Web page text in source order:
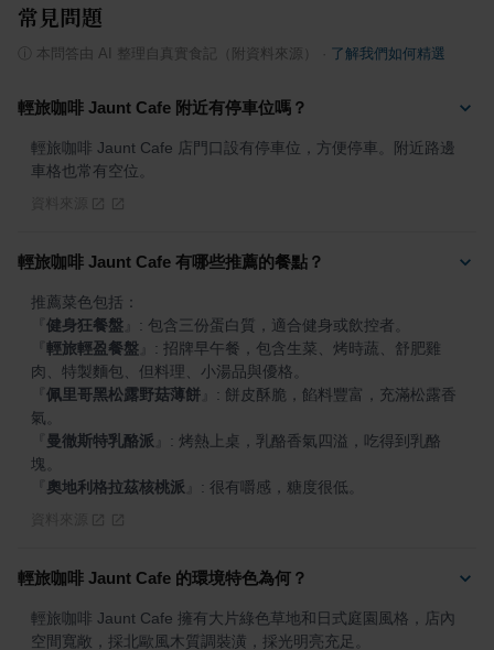
常見問題
本問答由 AI 整理自真實食記（附資料來源） 了解我們如何精選
輕旅咖啡 Jaunt Cafe 附近有停車位嗎？
輕旅咖啡 Jaunt Cafe 店門口設有停車位，方便停車。附近路邊
車格也常有空位。
輕旅咖啡 Jaunt Cafe 有哪些推薦的餐點？
健身狂餐盤
輕旅輕盈餐盤
: 招牌早午餐，包含生菜、烤時蔬、舒肥雞
佩里哥黑松露野菇薄餅
: 餅皮酥脆，餡料豐富，充滿松露香
曼徹斯特乳酪派
: 烤熱上桌，乳酪香氣四溢，吃得到乳酪
奧地利格拉茲核桃派 : 很有嚼感，糖度很低。
輕旅咖啡 Jaunt Cafe 的環境特色為何？
輕旅咖啡 Jaunt Cafe 擁有大片綠色草地和日式庭園風格，店內
空間寬敞，採北歐風木質調裝潢，採光明亮充足。